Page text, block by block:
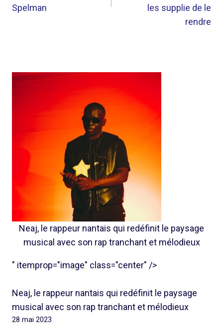
Spelman
les supplie de le
rendre
Neaj, le rappeur nantais qui redéfinit le paysage
musical avec son rap tranchant et mélodieux
" itemprop="image" class="center" />
Neaj, le rappeur nantais qui redéfinit le paysage
musical avec son rap tranchant et mélodieux
28 mai 2023